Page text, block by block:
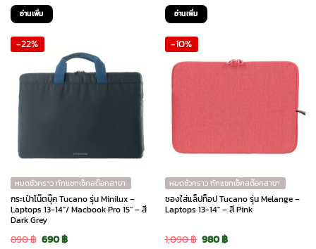
price
was:
อ่านเพิ่ม
price
was:
อ่านเพิ่ม
-22%
หมดชั่วคราว ทักแชทเช็คสต๊อกสาขา
กระเป๋าโน๊ตบุ๊ค Tucano รุ่น Minilux –
Laptops 13-14″/ Macbook Pro 15” – สี
Dark Grey
890฿ Original
690฿Current
-10%
หมดชั่วคราว ทักแชทเช็คสต๊อกสาขา
ซองใส่แล็ปท็อป Tucano รุ่น Melange –
Laptops 13-14″ – สี Pink
1,090฿ Original
980฿Current